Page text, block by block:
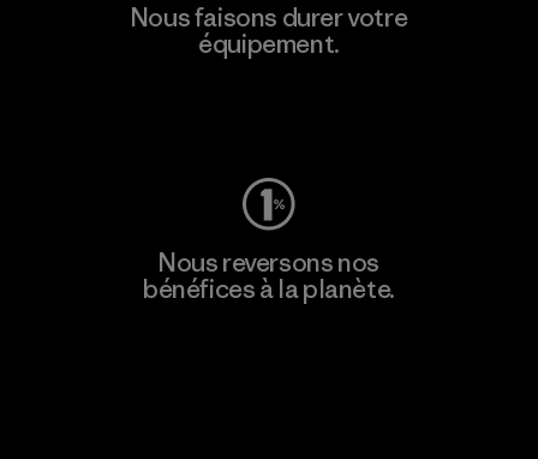
Nous faisons durer votre
équipement.
Nous reversons nos
bénéfices à la planète.